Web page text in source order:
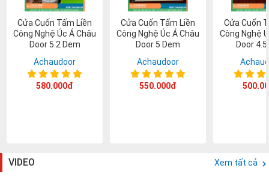
Cửa Cuốn Tấm Liền
Công Nghệ Úc Á Châu
Door 5.2 Dem
Achaudoor
580.000đ
Cửa Cuốn Tấm Liền
Công Nghệ Úc Á Châu
Door 5 Dem
Achaudoor
550.000đ
Cửa Cuốn
Công Nghệ
Door
VIDEO Xem tất cả